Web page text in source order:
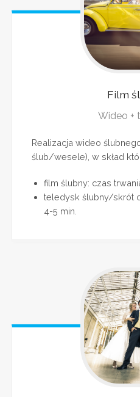
Film
Wideo +
Realizacja wideo
ślub/wesele), w skład
film ślubny: czas
teledysk ślubny/skrót
4-5 min.